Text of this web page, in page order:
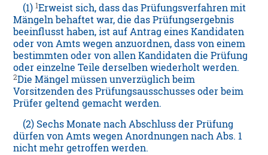
(1)1Erweist sich, dass das Prüfungsverfahren mit
Mängeln behaftet war, die das Prüfungsergebnis
beeinflusst haben, ist auf Antrag eines Kandidaten
oder von Amts wegen anzuordnen, dass von einem
bestimmten oder von allen Kandidaten die Prüfung
oder einzelne Teile derselben wiederholt werden.
2Die Mängel müssen unverzüglich beim
Vorsitzenden des Prüfungsausschusses oder beim
Prüfer geltend gemacht werden.
(2) Sechs Monate nach Abschluss der Prüfung
dürfen von Amts wegen Anordnungen nach Abs. 1
nicht mehr getroffen werden.